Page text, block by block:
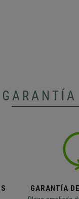
GARANTÍA
GARANTÍA